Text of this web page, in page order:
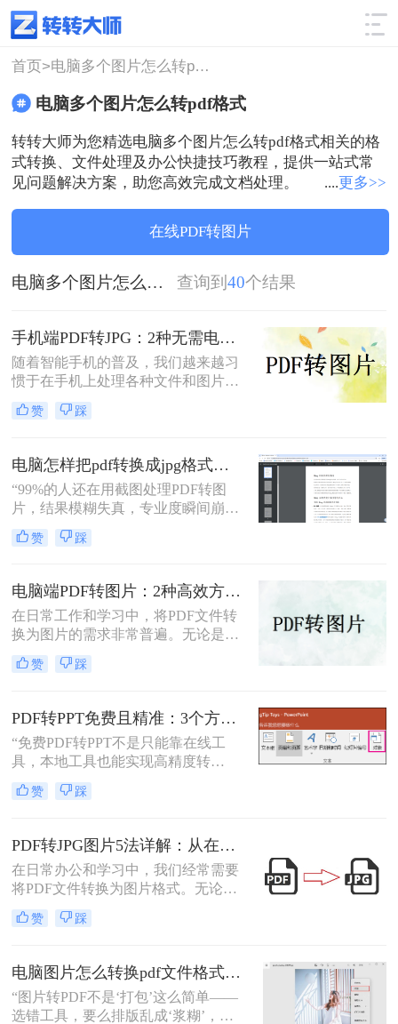
使用技巧 筛选
首页> 电脑多个图片怎么转pdf格式
电脑多个图片怎么转pdf格式
转转大师为您精选电脑多个图片怎么转pdf格式相关的格
式转换、文件处理及办公快捷技巧教程，提供一站式常
见问题解决方案，助您高效完成文档处理。
....更多>>
在线PDF转图片
电脑多个图片怎么转pdf格式 查询到 40个结果
手机端PDF转JPG：2种无需电脑的快捷操作流程！
随着智能手机的普及，我们越来越习
惯于在手机上处理各种文件和图片。
有时候，我们可能需要将PDF文件中
的图片转换成JPG格式，以便在不同
怎么把pdf图片转换成jpg的文章，希
望对您有所帮助。
赞 踩
电脑怎样把pdf转换成jpg格式的图片？三大高效方法，精准保真一看就会！
“99%的人还在用截图处理PDF转图
片，结果模糊失真，专业度瞬间崩
塌。”作为一名深耕电脑办公软件测
评多年的博主，小编每天都在与各种
办公人群和自媒体创作者而言，将一
份精心制作的PDF报告、产品手册或
设计稿，精准无误地转换为JPG图
片，是嵌入PPT、上传网站或进行二
次编辑的常见刚需。
赞 踩
电脑端PDF转图片：2种高效方法的详细操作和参数配置!
在日常工作和学习中，将PDF文件转
换为图片的需求非常普遍。无论是为
了方便分享、展示还是进一步处理，
掌握几种高效的PDF转图片方法都是
图片呢？本文将详细介绍两种常见的
电脑上PDF转图片方法，帮助用户轻
松完成文件格式转换。
赞 踩
PDF转PPT免费且精准：3个方法的转换精度和避坑指南！
“免费PDF转PPT不是只能靠在线工
具，本地工具也能实现高精度转
换”在职场办公与自媒体创作中，将
PDF格式的报告、课件、素材转为可
需求。但多数人在寻找免费转换方法
时，要么遭遇操作繁琐的困境，要么
面临转换后格式错乱、信息丢失的问
题，甚至担心文件隐私泄露
赞 踩
PDF转JPG图片5法详解：从在线工具到桌面端全路径对比！
在日常办公和学习中，我们经常需要
将PDF文件转换为图片格式。无论是
为了方便分享、嵌入演示文稿，还是
为了保护文档内容不被随意编辑，掌
实用的技能。本文将详细介绍5种经
过验证的有效方法，帮助您根据不同
场景选择最适合的解决方案。
赞 踩
电脑图片怎么转换pdf文件格式？4个常用有效方法，高清又好用！
“图片转PDF不是‘打包’这么简单——
选错工具，要么排版乱成‘浆糊’，要